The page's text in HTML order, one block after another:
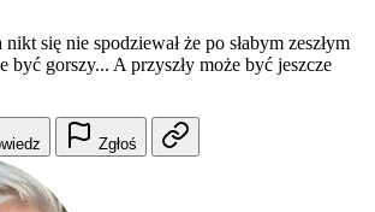
się nie spodziewał że po słabym zeszłym
być gorszy... A przyszły może być jeszcze
Zgłoś